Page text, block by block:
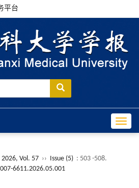
平台
2026, Vol. 57 ›› Issue (5) : 503 -508.
6611.2026.05.001